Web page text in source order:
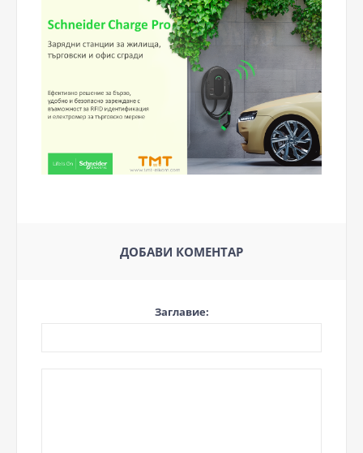
ДОБАВИ КОМЕНТАР
Заглавие: